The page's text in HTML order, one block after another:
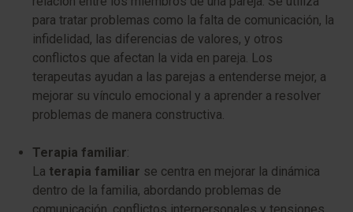
para tratar problemas como la falta de comunicación, la
infidelidad, las diferencias de valores, y otros
conflictos que afectan la vida en pareja. Los
terapeutas ayudan a las parejas a entenderse mejor, a
mejorar su vínculo emocional y a aprender a resolver
problemas de manera constructiva.
Terapia familiar:
La terapia familiar se centra en mejorar la dinámica
dentro de la familia, abordando problemas de